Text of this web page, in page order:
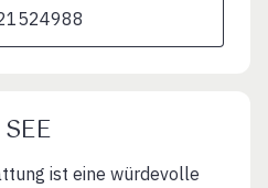
ist eine würdevolle